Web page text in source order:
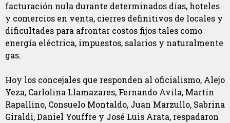
facturación nula durante determinados días, hoteles
y comercios en venta, cierres definitivos de locales y
dificultades para afrontar costos fijos tales como
energía eléctrica, impuestos, salarios y naturalmente
gas.
Hoy los concejales que responden al oficialismo, Alejo
Yeza, Carlolina Llamazares, Fernando Avila, Martín
Rapallino, Consuelo Montaldo, Juan Marzullo, Sabrina
Giraldi, Daniel Youffre y José Luis Arata, respadaron